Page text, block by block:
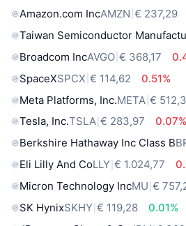
Amazon.com IncAMZN € 237,29
Taiwan Semiconductor
Broadcom IncAVGO € 368,17
SpaceXSPCX € 114,62
0.51%
Meta Platforms, Inc.META €
Tesla, Inc.TSLA € 283,97
0.07%
Berkshire Hathaway Inc Class B
Eli Lilly And CoLLY € 1.024,77
Micron Technology IncMU €
SK HynixSKHY € 119,28
0.01%